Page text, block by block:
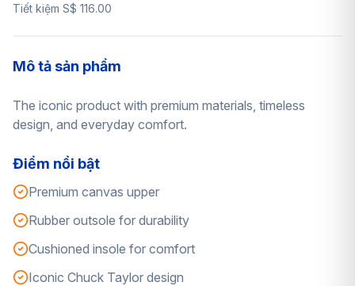
Tiết kiệm S$ 116.00
Mô tả sản phẩm
The iconic product with premium materials, timeless
design, and everyday comfort.
Điểm nổi bật
Premium canvas upper
Rubber outsole for durability
Cushioned insole for comfort
Iconic Chuck Taylor design